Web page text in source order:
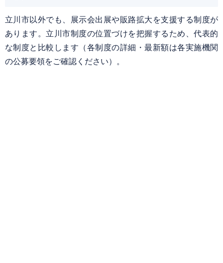
立川市以外でも、展示会出展や販路拡大を支援する制度が
あります。立川市制度の位置づけを把握するため、代表的
な制度と比較します（各制度の詳細・最新額は各実施機関
の公募要領をご確認ください）。